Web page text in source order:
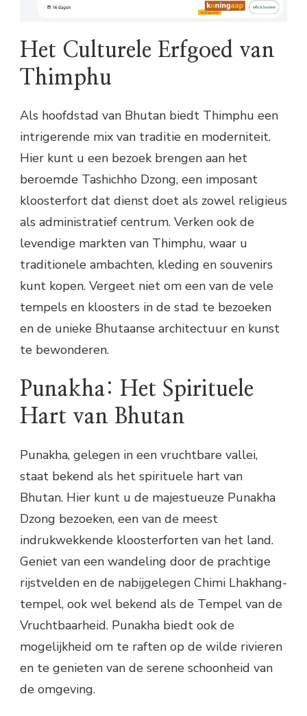
Het Culturele Erfgoed van
Thimphu
Als hoofdstad van Bhutan biedt Thimphu een
intrigerende mix van traditie en moderniteit.
Hier kunt u een bezoek brengen aan het
beroemde Tashichho Dzong, een imposant
kloosterfort dat dienst doet als zowel religieus
als administratief centrum. Verken ook de
levendige markten van Thimphu, waar u
traditionele ambachten, kleding en souvenirs
kunt kopen. Vergeet niet om een van de vele
tempels en kloosters in de stad te bezoeken
en de unieke Bhutaanse architectuur en kunst
te bewonderen.
Punakha: Het Spirituele
Hart van Bhutan
Punakha, gelegen in een vruchtbare vallei,
staat bekend als het spirituele hart van
Bhutan. Hier kunt u de majestueuze Punakha
Dzong bezoeken, een van de meest
indrukwekkende kloosterforten van het land.
Geniet van een wandeling door de prachtige
rijstvelden en de nabijgelegen Chimi Lhakhang-
tempel, ook wel bekend als de Tempel van de
Vruchtbaarheid. Punakha biedt ook de
mogelijkheid om te raften op de wilde rivieren
en te genieten van de serene schoonheid van
de omgeving.